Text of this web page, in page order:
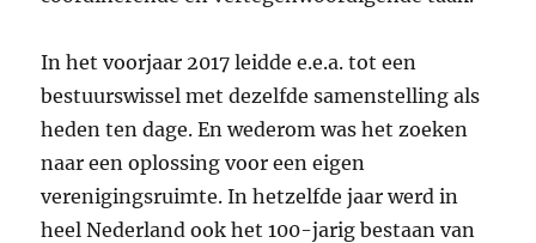
In het voorjaar 2017 leidde e.e.a. tot een
bestuurswissel met dezelfde samenstelling als
heden ten dage. En wederom was het zoeken
naar een oplossing voor een eigen
verenigingsruimte. In hetzelfde jaar werd in
heel Nederland ook het 100-jarig bestaan van